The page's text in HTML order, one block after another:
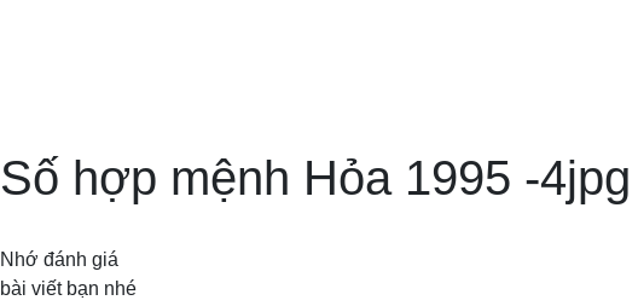
Số hợp mệnh Hỏa 1995 -4jpg
Nhớ đánh giá
bài viết bạn nhé